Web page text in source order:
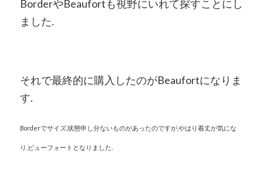
BorderやBeaufortも視野にいれて探すことにし
ました.
それで最終的に購入したのがBeaufortになりま
す.
Borderでサイズ,状態申し分ないものがあったのですが,やはり着丈が気にな
り,ビューフォートとなりました.